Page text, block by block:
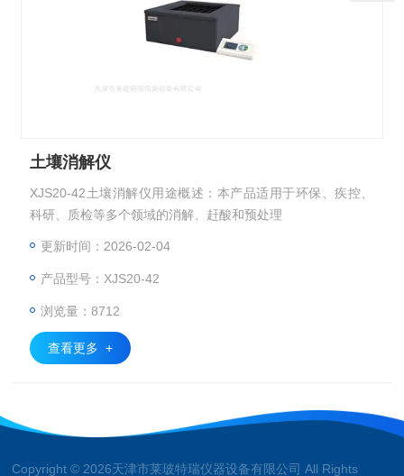
土壤消解仪
XJS20-42土壤消解仪用途概述：本产品适用于环保、疾控、
科研、质检等多个领域的消解、赶酸和预处理
更新时间：2026-02-04
产品型号：XJS20-42
浏览量：8712
查看更多 +
Copyright © 2026天津市莱玻特瑞仪器设备有限公司 All Rights